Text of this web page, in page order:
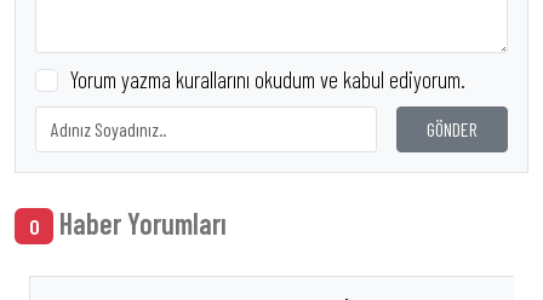
Yorum yazma kurallarını okudum ve kabul ediyorum.
GÖNDER
0 Haber Yorumları